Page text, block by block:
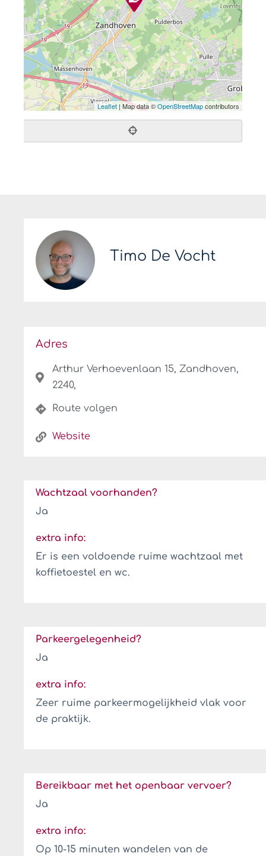
Leaflet| Map data ©OpenStreetMapcontributors
Timo De Vocht
Adres
Arthur Verhoevenlaan 15, Zandhoven,
2240,
Route volgen
Website
Wachtzaal voorhanden?
Ja
extra info:
Er is een voldoende ruime wachtzaal met
koffietoestel en wc.
Parkeergelegenheid?
Ja
extra info:
Zeer ruime parkeermogelijkheid vlak voor
de praktijk.
Bereikbaar met het openbaar vervoer?
Ja
extra info:
Op 10-15 minuten wandelen van de